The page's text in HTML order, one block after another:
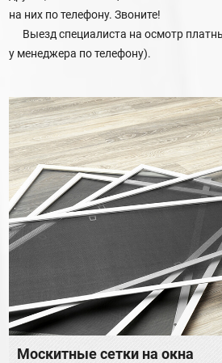
на них по телефону. Звоните!
Выезд специалиста на осмотр
у менеджера по телефону).
Москитные сетки на окна